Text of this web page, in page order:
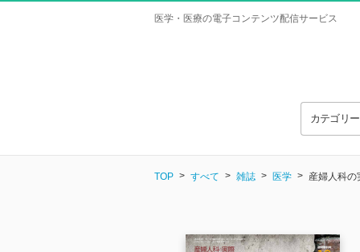
医学・医療の電子コンテンツ配信サービス
カテゴリ
TOP すべて 雑誌 医学 産婦人科の